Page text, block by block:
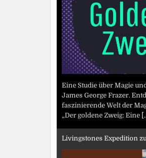
Eine Studie über Magie
James George Frazer.
faszinierende Welt der
„Der goldene Zweig: Eine
Livingstones Expedition